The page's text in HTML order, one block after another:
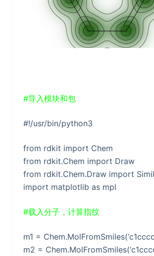
#导入模块和包
#!/usr/bin/python3
from rdkit import Chem
from rdkit.Chem import Draw
from rdkit.Chem.Draw import
import matplotlib as mpl
#载入分子，计算指纹
m1 =
m2 =